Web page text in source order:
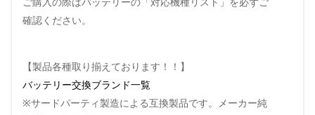
ご購入の際はバッテリーの「対応機種リスト」を必ずご
確認ください。
【製品各種取り揃えております！！】
バッテリー交換ブランド一覧
※サードパーティ製造による互換製品です。メーカー純